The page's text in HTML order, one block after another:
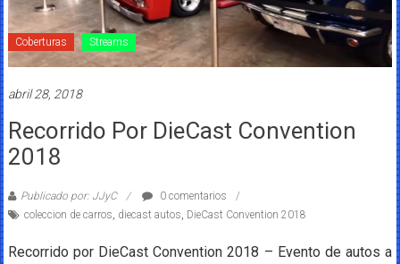
Coberturas Streams
abril 28, 2018
Recorrido Por DieCast Convention
2018
Publicado por: JJyC
0 comentarios
coleccion de carros, diecast autos, DieCast Convention 2018
Recorrido por DieCast Convention 2018 – Evento de autos a